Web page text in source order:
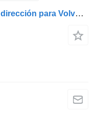
Coloană de Direcție columna de dirección para Volvo 20575175 / 20529379 / 20529377 / 20575171 camión